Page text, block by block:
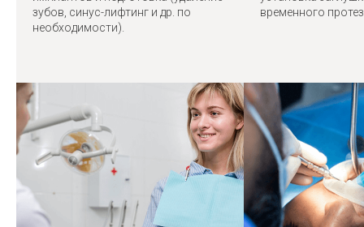
зубов, синус-лифтинг и др. по
необходимости).
временного
Имплантологи, которым
доверяют сотни пациентов